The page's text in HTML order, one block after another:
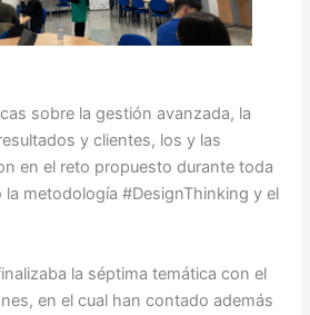
sobre la gestión avanzada, la
y clientes, los y las
en el reto propuesto durante toda
la metodología #DesignThinking y el
la séptima temática con el
en el cual han contado además